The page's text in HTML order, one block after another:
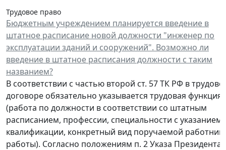
Трудовое право
Бюджетным учреждением планируется введение в
штатное расписание новой должности "инженер по
эксплуатации зданий и сооружений". Возможно ли
введение в штатное расписания должности с таким
названием?
В соответствии с частью второй ст. 57 ТК РФ в
договоре обязательно указывается трудовая функция
(работа по должности в соответствии со штатным
расписанием, профессии, специальности с указанием
квалификации, конкретный вид поручаемой
работы). Согласно положениям п. 2 Указа